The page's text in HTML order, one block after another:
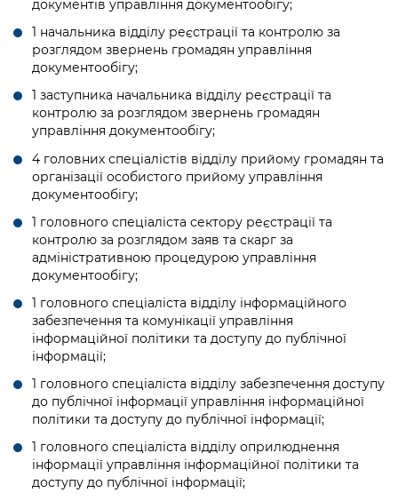
документів управління документообігу;
1 начальника відділу реєстрації та контролю за
розглядом звернень громадян управління
документообігу;
1 заступника начальника відділу реєстрації та
контролю за розглядом звернень громадян
управління документообігу;
4 головних спеціалістів відділу прийому громадян та
організації особистого прийому управління
документообігу;
1 головного спеціаліста сектору реєстрації та
контролю за розглядом заяв та скарг за
адміністративною процедурою управління
документообігу;
1 головного спеціаліста відділу інформаційного
забезпечення та комунікації управління
інформаційної політики та доступу до публічної
інформації;
1 головного спеціаліста відділу забезпечення доступу
до публічної інформації управління інформаційної
політики та доступу до публічної інформації;
1 головного спеціаліста відділу оприлюднення
інформації управління інформаційної політики та
доступу до публічної інформації;